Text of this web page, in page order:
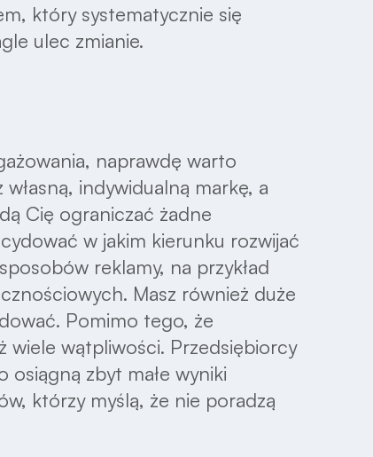
który systematycznie się
ulec zmianie.
naprawdę warto
indywidualną markę, a
Cię ograniczać żadne
w jakim kierunku rozwijać
reklamy, na przykład
Masz również duże
Pomimo tego, że
wiele wątpliwości. Przedsiębiorcy
zbyt małe wyniki
którzy myślą, że nie poradzą